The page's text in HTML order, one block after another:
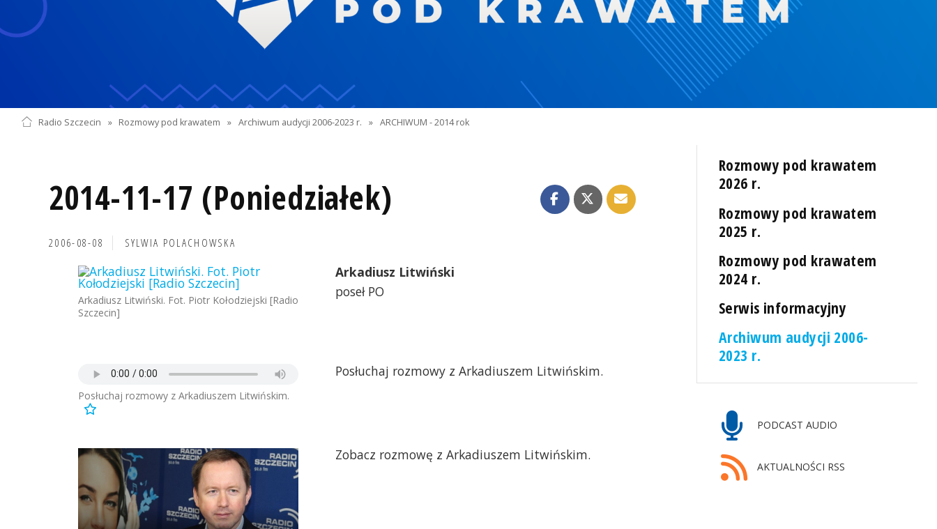
Radio Szczecin » Rozmowy pod krawatem » Archiwum audycji 2006-2023 r. » ARCHIWUM - 2014 rok
2014-11-17 (Poniedziałek)
2006-08-08 SYLWIA POLACHOWSKA
Arkadiusz Litwiński. Fot. Piotr Kołodziejski [Radio
Szczecin]
Arkadiusz Litwiński
poseł PO
Posłuchaj rozmowy z Arkadiuszem Litwińskim.
Posłuchaj rozmowy z Arkadiuszem Litwińskim.
Zobacz rozmowę z Arkadiuszem Litwińskim.
Rozmowy pod krawatem
2026 r.
Rozmowy pod krawatem
2025 r.
Rozmowy pod krawatem
2024 r.
Serwis informacyjny
Archiwum audycji 2006-
2023 r.
PODCAST AUDIO
AKTUALNOŚCI RSS